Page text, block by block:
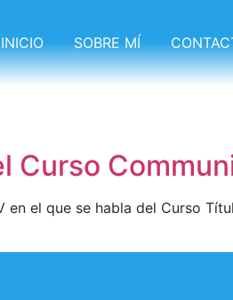
INICIO SOBRE MÍ
Curso
el que se habla del Curso